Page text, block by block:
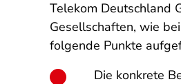
Telekom Deutschland
Gesellschaften, wie
folgende Punkte
Die konkrete